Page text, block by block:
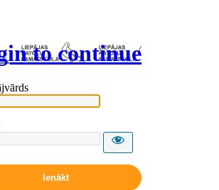
to continue